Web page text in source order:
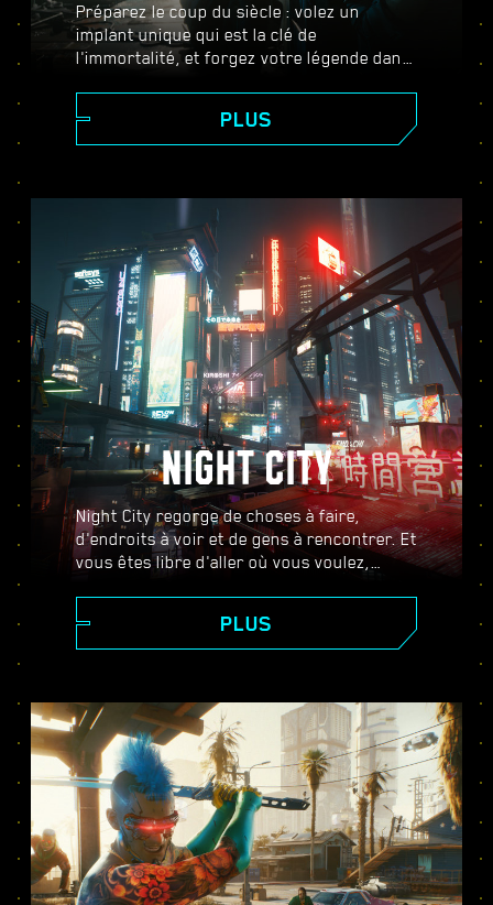
Préparez le coup du siècle : volez un
implant unique qui est la clé de
l'immortalité, et forgez votre légende dans
cours de l'histoire et les relations avec les
personnages qui vous entourent.
pour vous faire un nom, et passez de
simple mercenaire à cyberpunk de légende.
Au fil de l'aventure, vous lèverez également
le voile sur le mystère qui plane autour de
ce fameux implant que tout le monde vous
envie.
PLUS
NIGHT CITY
Night City regorge de choses à faire,
d'endroits à voir et de gens à rencontrer. Et
vous êtes libre d'aller où vous voulez,
vastes étendues sauvages des Badlands,
Night City foisonne de secrets qui ne
PLUS